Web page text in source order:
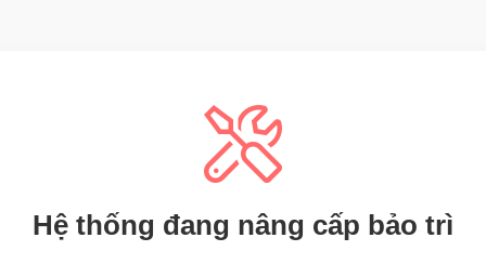
Hệ thống đang nâng cấp bảo trì